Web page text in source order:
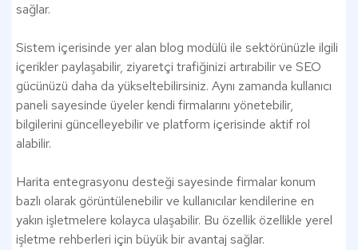
sağlar.
Sistem içerisinde yer alan blog modülü ile sektörünüzle ilgili
içerikler paylaşabilir, ziyaretçi trafiğinizi artırabilir ve SEO
gücünüzü daha da yükseltebilirsiniz. Aynı zamanda kullanıcı
paneli sayesinde üyeler kendi firmalarını yönetebilir,
bilgilerini güncelleyebilir ve platform içerisinde aktif rol
alabilir.
Harita entegrasyonu desteği sayesinde firmalar konum
bazlı olarak görüntülenebilir ve kullanıcılar kendilerine en
yakın işletmelere kolayca ulaşabilir. Bu özellik özellikle yerel
işletme rehberleri için büyük bir avantaj sağlar.